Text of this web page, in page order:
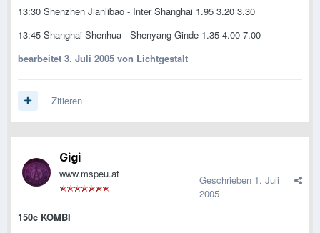
13:30 Shenzhen Jianlibao - Inter Shanghai 1.95 3.20 3.30
13:45 Shanghai Shenhua - Shenyang Ginde 1.35 4.00 7.00
bearbeitet 3. Juli 2005 von Lichtgestalt
Zitieren
Gigi
www.mspeu.at Geschrieben 1. Juli
2005
150c KOMBI